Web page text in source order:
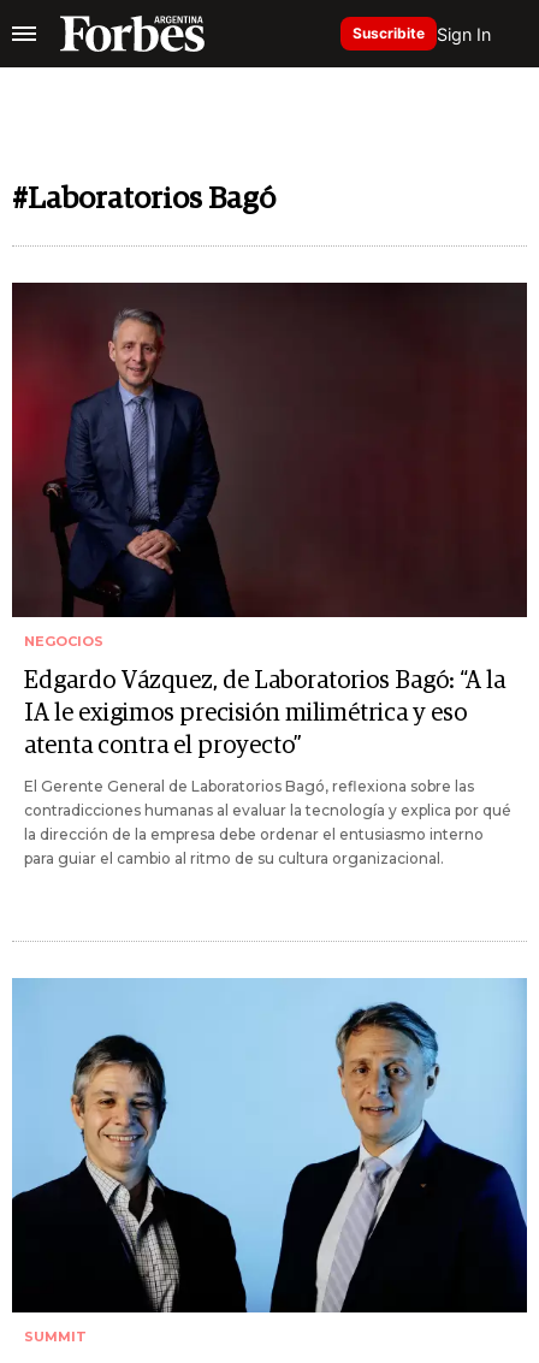
Suscribite Sign In
#Laboratorios Bagó
NEGOCIOS
Edgardo Vázquez, de Laboratorios Bagó: “A la
IA le exigimos precisión milimétrica y eso
atenta contra el proyecto”
El Gerente General de Laboratorios Bagó, reflexiona sobre las
contradicciones humanas al evaluar la tecnología y explica por qué
la dirección de la empresa debe ordenar el entusiasmo interno
para guiar el cambio al ritmo de su cultura organizacional.
SUMMIT